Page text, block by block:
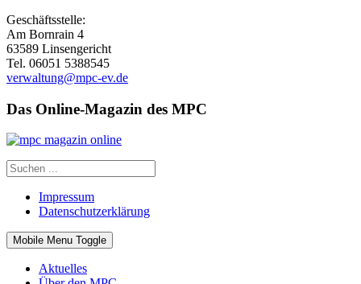
Geschäftsstelle:
Am Bornrain 4
63589 Linsengericht
Tel. 06051 5388545
verwaltung@mpc-ev.de
Das Online-Magazin des MPC
Impressum
Datenschutzerklärung
Mobile Menu Toggle
Aktuelles